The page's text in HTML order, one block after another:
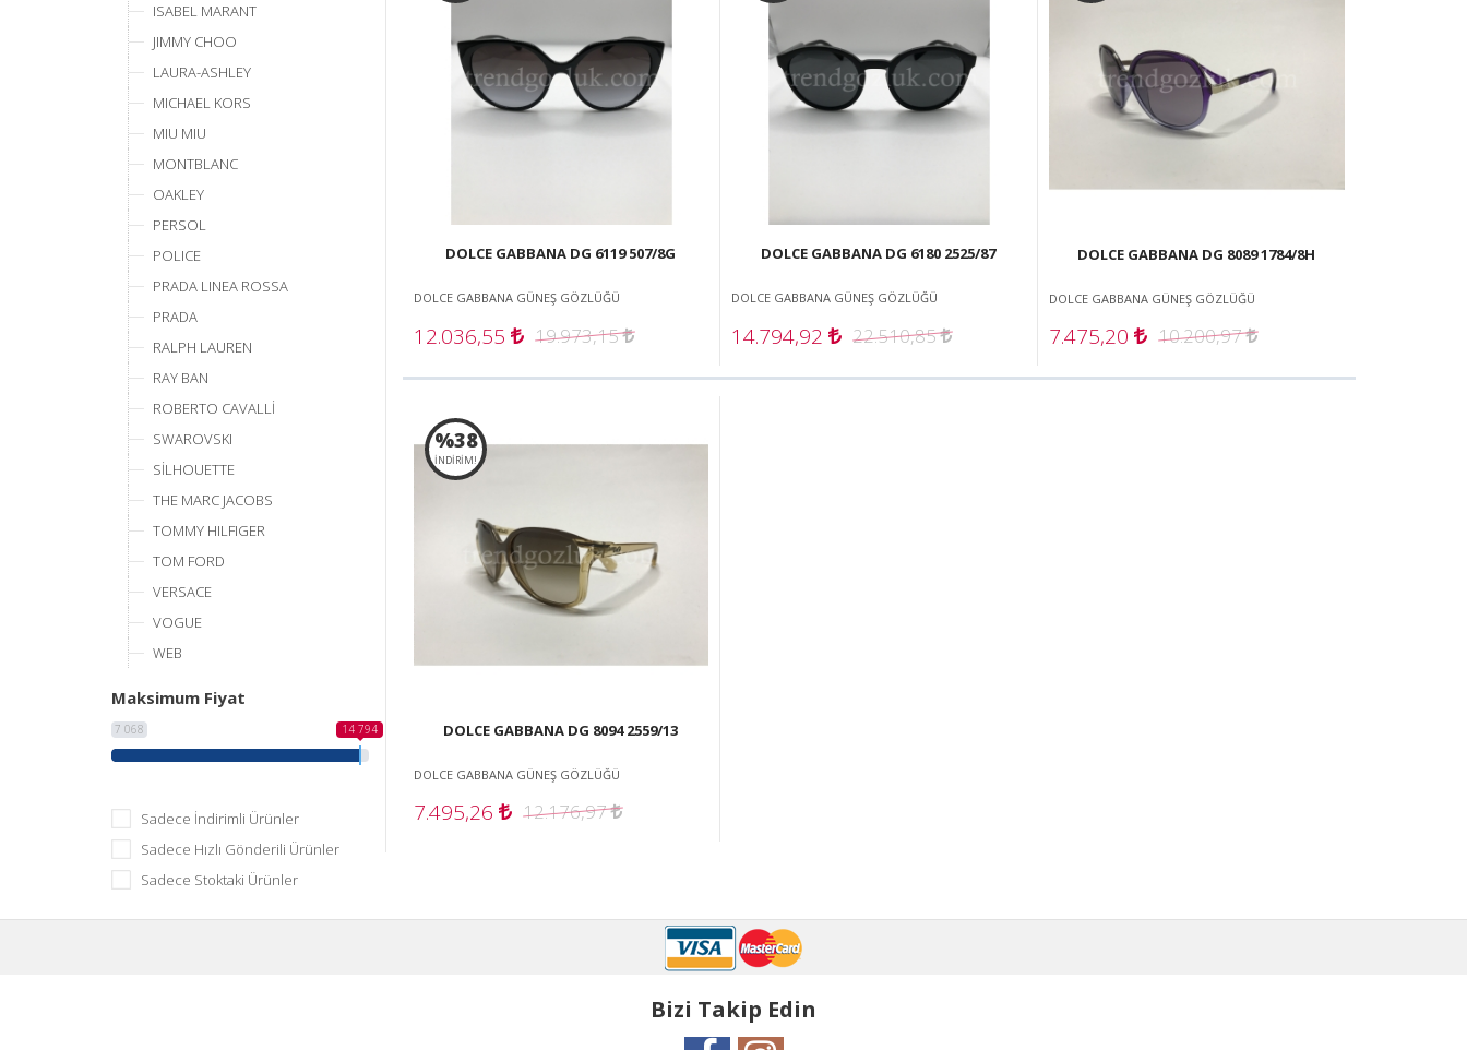
ISABEL MARANT
JIMMY CHOO
LAURA-ASHLEY
MICHAEL KORS
MIU MIU
MONTBLANC
OAKLEY
PERSOL
POLICE
PRADA LINEA ROSSA
PRADA
RALPH LAUREN
RAY BAN
ROBERTO CAVALLİ
SWAROVSKI
SİLHOUETTE
THE MARC JACOBS
TOMMY HILFIGER
TOM FORD
VERSACE
VOGUE
WEB
Maksimum Fiyat
7 068 14 794
Sadece İndirimli Ürünler
Sadece Hızlı Gönderili Ürünler
Sadece Stoktaki Ürünler
DOLCE GABBANA DG 6119 507/8G
DOLCE GABBANA GÜNEŞ GÖZLÜĞÜ
12.036,55 19.973,15
DOLCE GABBANA DG 6180 2525/87
DOLCE GABBANA GÜNEŞ GÖZLÜĞÜ
14.794,92 22.510,85
DOLCE GABBANA DG 8089 1784/8H
DOLCE GABBANA GÜNEŞ GÖZLÜĞÜ
7.475,20 10.200,97
%38
İNDİRİM!
DOLCE GABBANA DG 8094 2559/13
DOLCE GABBANA GÜNEŞ GÖZLÜĞÜ
7.495,26 12.176,97
Bizi Takip Edin